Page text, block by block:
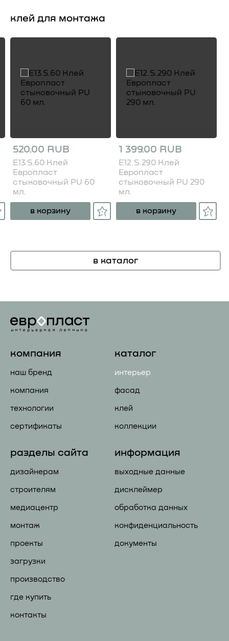
клей для монтажа
520.00 RUB
E13.S.60 Клей
Европласт
стыковочный PU 60
мл.
в корзину
1 399.00 RUB
E12.S.290 Клей
Европласт
стыковочный PU 290
мл.
в корзину
в каталог
компания
наш бренд
компания
технологии
сертификаты
каталог
интерьер
фасад
клей
коллекции
разделы сайта
дизайнерам
строителям
медиацентр
монтаж
проекты
загрузки
производство
где купить
контакты
информация
выходные данные
дисклеймер
обработка данных
конфиденциальность
документы